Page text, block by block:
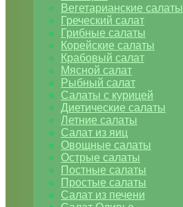
Вегетарианские салаты
Греческий салат
Грибные салаты
Корейские салаты
Крабовый салат
Мясной салат
Рыбный салат
Салаты с курицей
Диетические салаты
Летние салаты
Салат из яиц
Овощные салаты
Острые салаты
Постные салаты
Простые салаты
Салат из печени